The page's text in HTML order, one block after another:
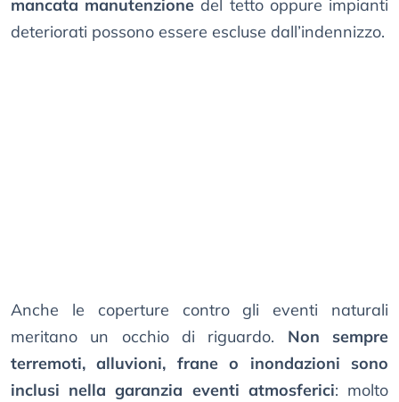
mancata manutenzione del tetto oppure impianti
deteriorati possono essere escluse dall’indennizzo.
Anche le coperture contro gli eventi naturali
meritano un occhio di riguardo. Non sempre
terremoti, alluvioni, frane o inondazioni sono
inclusi nella garanzia eventi atmosferici: molto